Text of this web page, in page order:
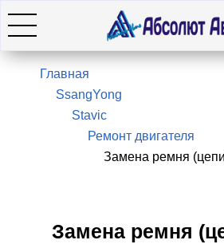
7(495)966-28-26
SsangYong / KGM
Главная
SsangYong
Stavic
Ремонт двигателя
Замена ремня
Замена ремня